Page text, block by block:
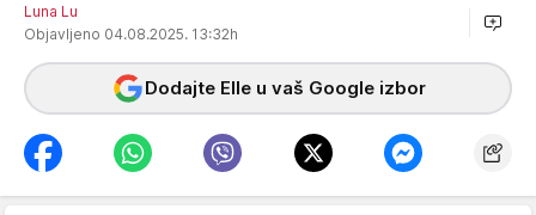
Luna Lu
Objavljeno 04.08.2025. 13:32h
Dodajte Elle u vaš Google izbor